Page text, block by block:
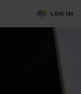
LOG IN